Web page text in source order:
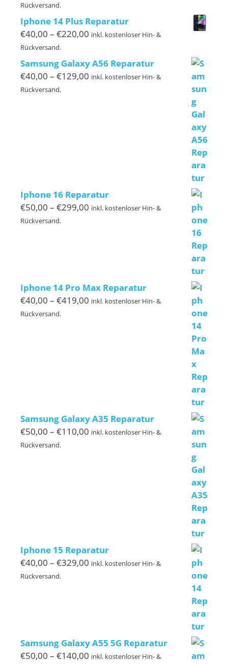
bis
€360,00
Rückversand.
Iphone 14 Plus Reparatur
€40,00 – €220,00 Preisspanne:
bis
€220,00
inkl. kostenloser Hin- &
Rückversand.
Samsung Galaxy A56 Reparatur
€40,00 – €129,00 Preisspanne:
inkl. kostenloser Hin- &
Rückversand.
Iphone 16 Reparatur
€50,00 – €299,00 Preisspanne:
inkl. kostenloser Hin- &
Rückversand.
Iphone 14 Pro Max Reparatur
€40,00 – €419,00 Preisspanne:
inkl. kostenloser Hin- &
Rückversand.
Samsung Galaxy A35 Reparatur
€50,00 – €110,00 Preisspanne:
inkl. kostenloser Hin- &
Rückversand.
Iphone 15 Reparatur
€40,00 – €329,00 Preisspanne:
inkl. kostenloser Hin- &
Rückversand.
Samsung Galaxy A55 5G Reparatur
€50,00 – €140,00 Preisspanne:
inkl. kostenloser Hin- &